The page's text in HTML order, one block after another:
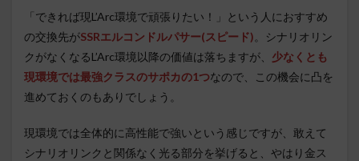
「できれば現L’Arc環境で頑張りたい！」という人におすすめ
の交換先がSSRエルコンドルパサー(スピード)。シナリオリン
クがなくなるL’Arc環境以降の価値は落ちますが、 少なくとも
現環境では最強クラスのサポカの1つなので、この機会に凸を
進めておくのもありでしょう。
現環境では全体的に高性能で強いという感じですが、敢えて
シナリオリンクと関係なく光る部分を挙げると、やはり金ス